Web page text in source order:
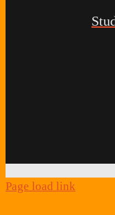
Page load link